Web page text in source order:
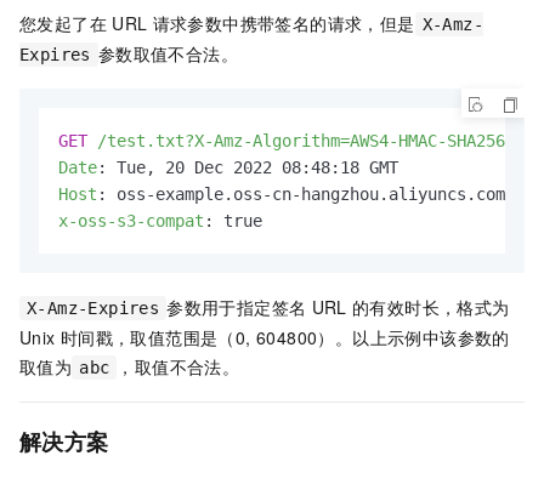
您发起了在 URL 请求参数中携带签名的请求，但是 X-Amz-
Expires 参数取值不合法。
GET /test.txt?X-Amz-Algorithm=AWS4-HMAC-
Date:
Host :
x-oss-s3-compat : true
X-Amz-Expires 参数用于指定签名 URL 的有效时长，格式为
Unix 时间戳，取值范围是（0, 604800）。以上示例中该参数的
取值为 abc ，取值不合法。
解决方案